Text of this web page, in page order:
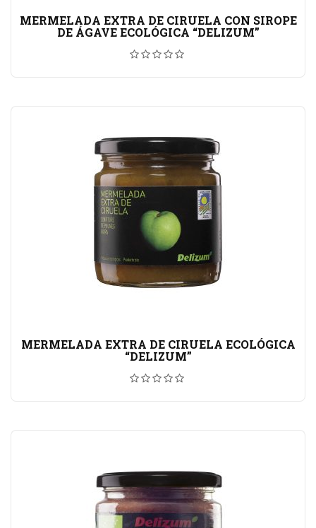
MERMELADA EXTRA DE CIRUELA CON SIROPE
DE ÁGAVE ECOLÓGICA “DELIZUM”
MERMELADA EXTRA DE CIRUELA ECOLÓGICA
“DELIZUM”